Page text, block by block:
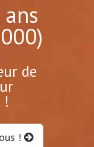
de
!
!